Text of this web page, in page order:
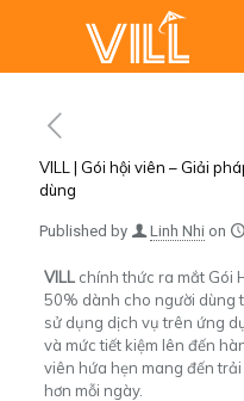
VILL | Gói hội viên – Giải
dùng
Published by Linh Nhi on
VILLchính thức ra mắt Gói
50% dành cho người dùng
sử dụng dịch vụ trên ứng
và mức tiết kiệm lên đến
viên hứa hẹn mang đến
hơn mỗi ngày.